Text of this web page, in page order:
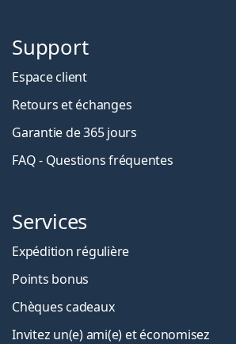
Support
Espace client
Retours et échanges
Garantie de 365 jours
FAQ - Questions fréquentes
Services
Expédition régulière
Points bonus
Chèques cadeaux
Invitez un(e) ami(e) et économisez